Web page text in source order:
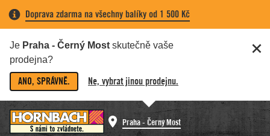
Doprava zdarma na všechny balíky od 1 500 Kč
Je Praha - Černý Most skutečně vaše
prodejna?
ANO, SPRÁVNĚ. Ne, vybrat jinou prodejnu.
Praha - Černý Most